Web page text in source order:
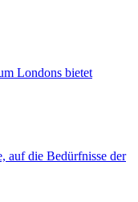
Londons bietet
auf die Bedürfnisse der